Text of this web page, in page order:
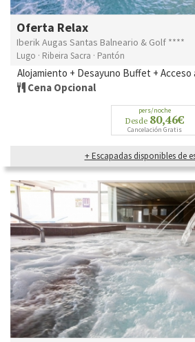
Oferta Relax
Iberik Augas Santas Balneario & Golf ****
Lugo · Ribeira Sacra · Pantón
Alojamiento + Desayuno Buffet + Acceso
Cena Opcional
pers/noche
Desde 80,46€
Cancelación Gratis
+ Escapadas disponibles de